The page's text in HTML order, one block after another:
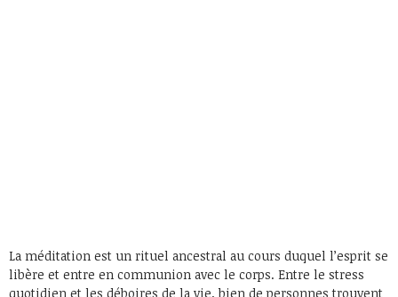
La méditation est un rituel ancestral au cours duquel l’esprit se
libère et entre en communion avec le corps. Entre le stress
quotidien et les déboires de la vie, bien de personnes trouvent